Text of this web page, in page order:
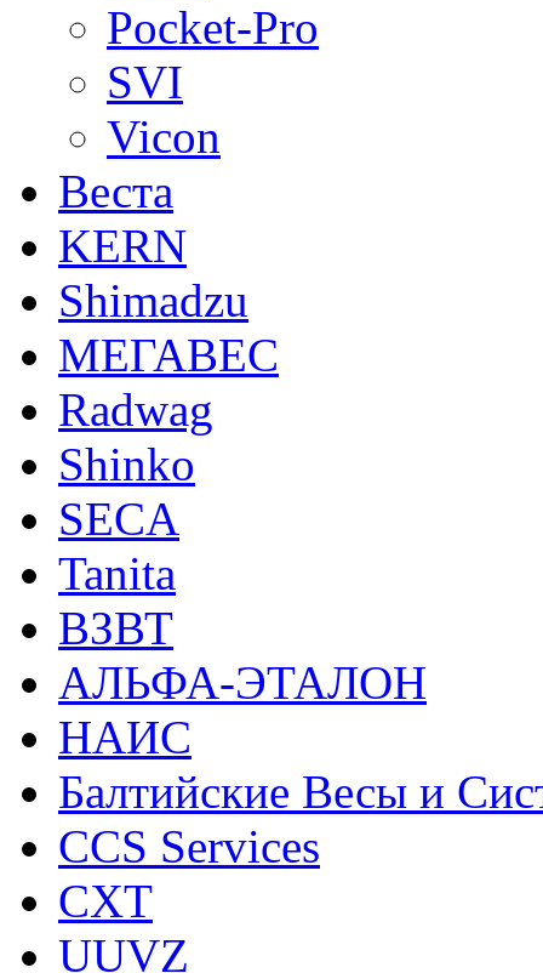
Pocket-Pro
SVI
Vicon
Веста
KERN
Shimadzu
МЕГАВЕС
Radwag
Shinko
SECA
Tanita
ВЗВТ
АЛЬФА-ЭТАЛОН
НАИС
Балтийские Весы и
CCS Services
CXT
UUVZ